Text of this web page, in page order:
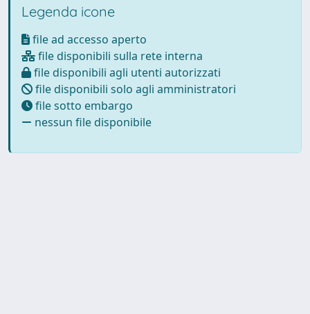
Legenda icone
file ad accesso aperto
file disponibili sulla rete interna
file disponibili agli utenti autorizzati
file disponibili solo agli amministratori
file sotto embargo
nessun file disponibile